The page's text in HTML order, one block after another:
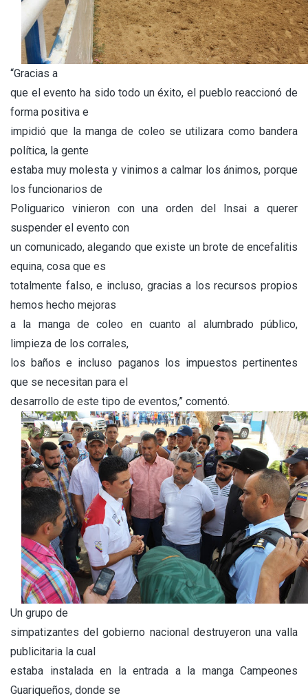
“Gracias a
que el evento ha sido todo un éxito, el pueblo reaccionó de
forma positiva e
impidió que la manga de coleo se utilizara como bandera
política, la gente
estaba muy molesta y vinimos a calmar los ánimos, porque
los funcionarios de
Poliguarico vinieron con una orden del Insai a querer
suspender el evento con
un comunicado, alegando que existe un brote de encefalitis
equina, cosa que es
totalmente falso, e incluso, gracias a los recursos propios
hemos hecho mejoras
a la manga de coleo en cuanto al alumbrado público,
limpieza de los corrales,
los baños e incluso paganos los impuestos pertinentes
que se necesitan para el
desarrollo de este tipo de eventos,” comentó.
Un grupo de
simpatizantes del gobierno nacional destruyeron una valla
publicitaria la cual
estaba instalada en la entrada a la manga Campeones
Guariqueños, donde se